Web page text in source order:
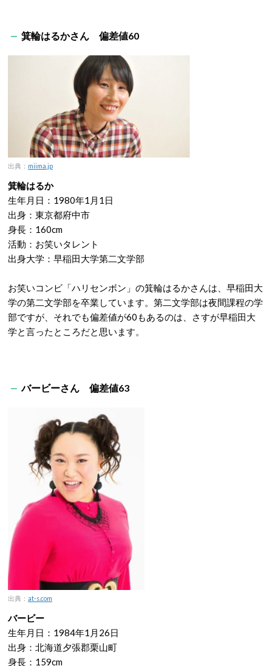
箕輪はるかさん 偏差値60
出典： miima.jp
箕輪はるか
生年月日：1980年1月1日
出身：東京都府中市
身長：160cm
活動：お笑いタレント
出身大学：早稲田大学第二文学部
お笑いコンビ「ハリセンボン」の箕輪はるかさんは、早稲田大
学の第二文学部を卒業しています。第二文学部は夜間課程の学
部ですが、それでも偏差値が60もあるのは、さすが早稲田大
学と言ったところだと思います。
バービーさん 偏差値63
出典： at-s.com
バービー
生年月日：1984年1月26日
出身：北海道夕張郡栗山町
身長：159cm